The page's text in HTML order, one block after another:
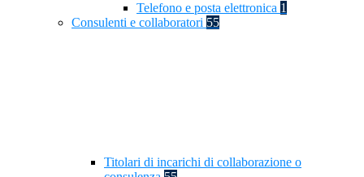
Telefono e posta elettronica 1
Consulenti e collaboratori 55
Titolari di incarichi di collaborazione o